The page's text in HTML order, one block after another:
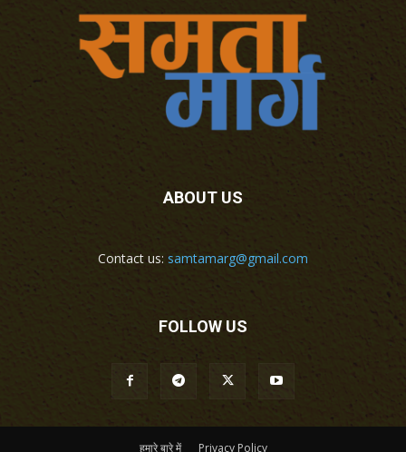
ABOUT US
Contact us: samtamarg@gmail.com
FOLLOW US
हमारे बारे में Privacy Policy